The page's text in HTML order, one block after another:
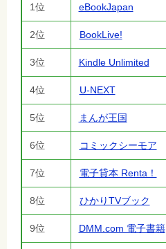
1位 eBookJapan
2位 BookLive!
3位 Kindle Unlimited
4位 U-NEXT
5位 まんが王国
6位 コミックシーモア
7位 電子貸本 Renta！
8位 ひかりTVブック
9位 DMM.com 電子書籍